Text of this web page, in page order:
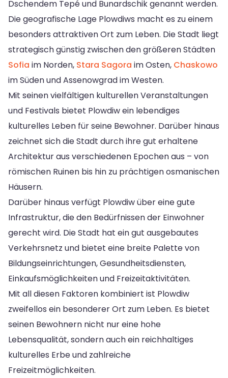
Dschendem Tepé und Bunardschik genannt werden.
Die geografische Lage Plowdiws macht es zu einem
besonders attraktiven Ort zum Leben. Die Stadt liegt
strategisch günstig zwischen den größeren Städten
Sofia im Norden, Stara Sagora im Osten, Chaskowo
im Süden und Assenowgrad im Westen.
Mit seinen vielfältigen kulturellen Veranstaltungen
und Festivals bietet Plowdiw ein lebendiges
kulturelles Leben für seine Bewohner. Darüber hinaus
zeichnet sich die Stadt durch ihre gut erhaltene
Architektur aus verschiedenen Epochen aus – von
römischen Ruinen bis hin zu prächtigen osmanischen
Häusern.
Darüber hinaus verfügt Plowdiw über eine gute
Infrastruktur, die den Bedürfnissen der Einwohner
gerecht wird. Die Stadt hat ein gut ausgebautes
Verkehrsnetz und bietet eine breite Palette von
Bildungseinrichtungen, Gesundheitsdiensten,
Einkaufsmöglichkeiten und Freizeitaktivitäten.
Mit all diesen Faktoren kombiniert ist Plowdiw
zweifellos ein besonderer Ort zum Leben. Es bietet
seinen Bewohnern nicht nur eine hohe
Lebensqualität, sondern auch ein reichhaltiges
kulturelles Erbe und zahlreiche
Freizeitmöglichkeiten.